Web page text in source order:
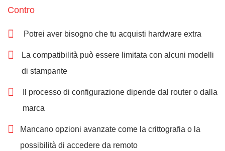
Contro
Potrei aver bisogno che tu acquisti hardware extra
La compatibilità può essere limitata con alcuni modelli
di stampante
Il processo di configurazione dipende dal router o dalla
marca
Mancano opzioni avanzate come la crittografia o la
possibilità di accedere da remoto